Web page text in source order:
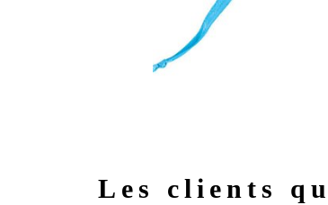
Les clients